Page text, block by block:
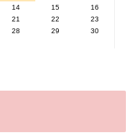
14 15
16
21 22
23
28 29
30